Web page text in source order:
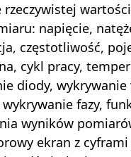
rzeczywistej
napięcie,
częstotliwość,
cykl pracy,
diody,
fazy,
wyników
ekran z